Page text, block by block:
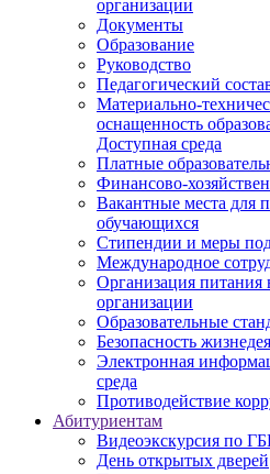
организации
Документы
Образование
Руководство
Педагогический
Материально-
оснащенность
Доступная среда
Платные
Финансово-
Вакантные места для
обучающихся
Стипендии и меры
Международное
Организация питания
организации
Образовательные
Безопасность
Электронная
среда
Противодействие
Абитуриентам
Видеоэкскурсия по
День открытых дверей